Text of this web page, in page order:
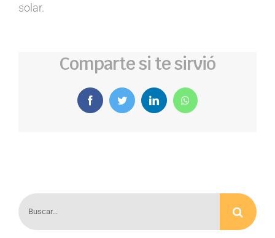
solar.
Comparte si te sirvió
FacebookTwitter LinkedInWhatsApp
Buscar: